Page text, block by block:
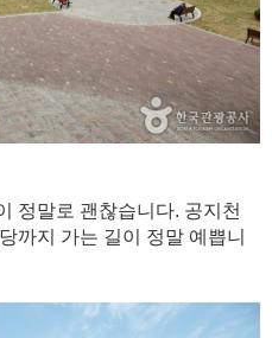
정말로 괜찮습니다. 공지천
까지 가는 길이 정말 예쁩니